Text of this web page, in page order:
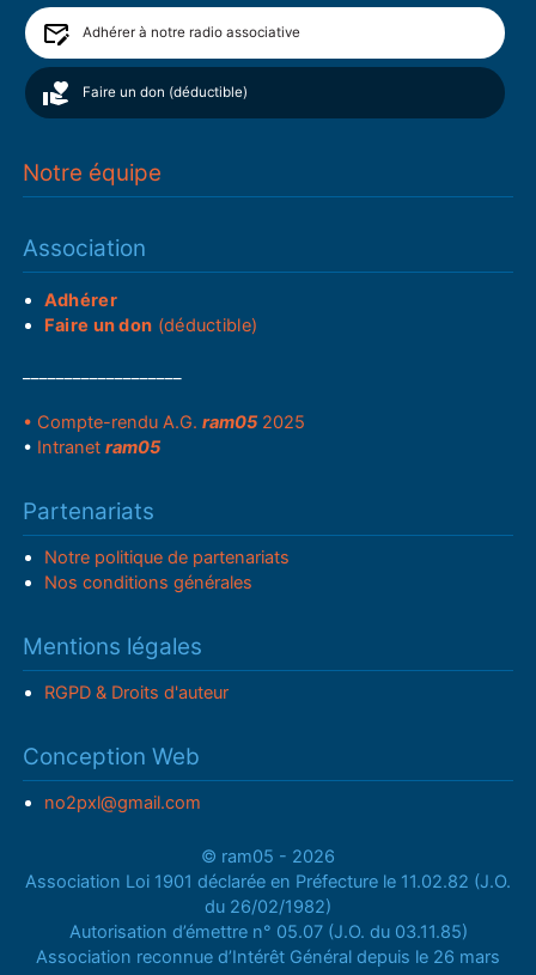
Adhérer à notre radio associative
Faire un don (déductible)
Notre équipe
Association
Adhérer
Faire un don (déductible)
• Compte-rendu A.G.ram05 2025
• Intranetram05
Partenariats
Notre politique de partenariats
Nos conditions générales
Mentions légales
RGPD & Droits d'auteur
Conception Web
no2pxl@gmail.com
© ram05 - 2026
Association Loi 1901 déclarée en Préfecture le 11.02.82 (J.O.
du 26/02/1982)
Autorisation d’émettre n° 05.07 (J.O. du 03.11.85)
Association reconnue d’Intérêt Général depuis le 26 mars